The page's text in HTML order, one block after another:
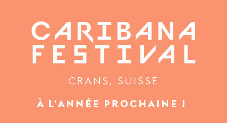
CRANS, SUISSE
À L'ANNÉE PROCHAINE !